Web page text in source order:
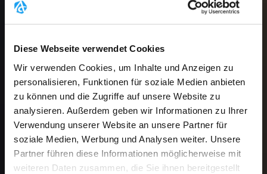
Diese Webseite verwendet Cookies
Wir verwenden Cookies, um Inhalte und Anzeigen zu
personalisieren, Funktionen für soziale Medien anbieten
zu können und die Zugriffe auf unsere Website zu
analysieren. Außerdem geben wir Informationen zu Ihrer
Verwendung unserer Website an unsere Partner für
soziale Medien, Werbung und Analysen weiter. Unsere
Partner führen diese Informationen möglicherweise mit
weiteren Daten zusammen, die Sie ihnen bereitgestellt